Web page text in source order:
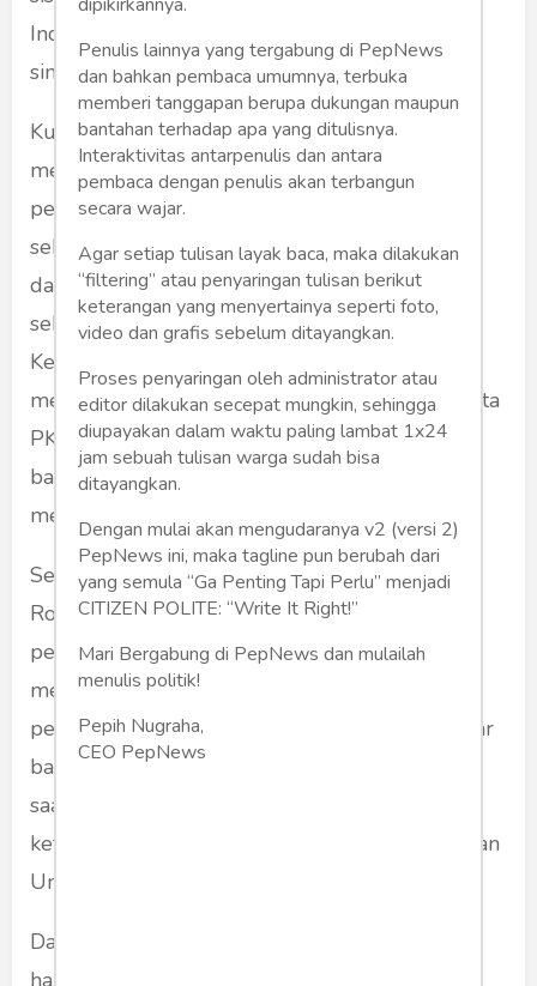
Indonesia yang diduga terlibat PKI atau
simpatisannya.
Kumpulan dokumen rahasia bahkan
membeberkan bahwa beberapa pejabat
pemerintah AS pada tahun 1965 mengetahui
sebagian besar korban kekerasan Soeharto
dalam upaya penumpasan G30SPKI ini sama
sekali tidak bersalah. Beberapa pejabat
Kedutaan Besar AS di Jakarta yang saat itu
menerima data hukuman mati terhadap anggota
PKI dan simpatisannya bahkan menjanjikan
bantuan kepada pemerintah Soeharto untuk
menutupi fakta ini dari ulasan media.
Sejarawan University of British Columbia, John
Roosa, menyebutkan AS terlibat dalam
penyusunan strategi dengan TNI AD untuk
menumpas PKI. John Roosa menerangkan
penumpasan PKI ini sebagai kemenangan besar
bagi kebijakan luar negeri AS mengingat PKI
saat itu merupakan partai komunis terbesar
ketiga dunia setelah partai komunis di China dan
Uni Soviet yang saat ini dikenal sebagai Rusia.
Dalam salah satu kutipan wawancara bersama
harian
Penulis lainnya yang tergabung di PepNews
dan bahkan pembaca umumnya, terbuka
memberi tanggapan berupa dukungan maupun
bantahan terhadap apa yang ditulisnya.
Interaktivitas antarpenulis dan antara
pembaca dengan penulis akan terbangun
secara wajar.
Agar setiap tulisan layak baca, maka dilakukan
“filtering” atau penyaringan tulisan berikut
keterangan yang menyertainya seperti foto,
video dan grafis sebelum ditayangkan.
Proses penyaringan oleh administrator atau
editor dilakukan secepat mungkin, sehingga
diupayakan dalam waktu paling lambat 1x24
jam sebuah tulisan warga sudah bisa
ditayangkan.
Dengan mulai akan mengudaranya v2 (versi 2)
PepNews ini, maka tagline pun berubah dari
yang semula “Ga Penting Tapi Perlu” menjadi
CITIZEN POLITE: “Write It Right!”
Mari Bergabung di PepNews dan mulailah
menulis politik!
Pepih Nugraha,
CEO PepNews